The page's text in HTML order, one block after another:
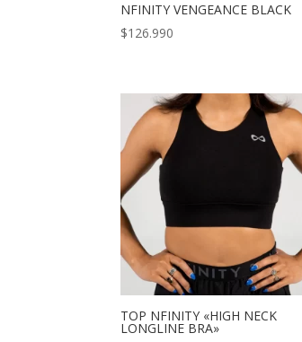
NFINITY VENGEANCE BLACK
$126.990
TOP NFINITY «HIGH NECK
LONGLINE BRA»